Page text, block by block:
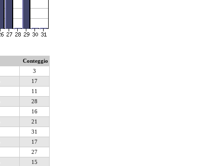
Conteggio
3
17
11
28
16
21
31
17
27
15